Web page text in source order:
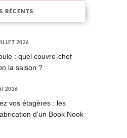
RÉCENTS
2026
: quel couvre-chef
la saison ?
2026
vos étagères : les
d’un Book Nook